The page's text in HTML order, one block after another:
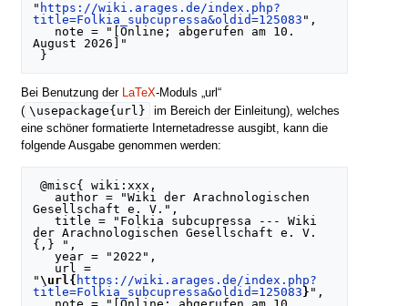
" https://wiki.arages.de/index.php?
title=Folkia_subcupressa&oldid=125083 ",
August 2026]"
Bei Benutzung der LaTeX-Moduls „url“
( \usepackage{url}
im Bereich der Einleitung), welches
eine schöner formatierte Internetadresse ausgibt, kann die
folgende Ausgabe genommen werden:
@misc{ wiki:xxx,
Gesellschaft e. V.",
   title = "Folkia subcupressa --- Wiki
der Arachnologischen Gesellschaft e. V.
{,} ",
   year = "2022",
"\url{ https://wiki.arages.de/index.php?
title=Folkia_subcupressa&oldid=125083 } ",